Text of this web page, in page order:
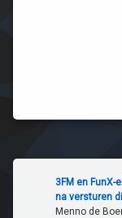
3FM en
na versturen
Menno de